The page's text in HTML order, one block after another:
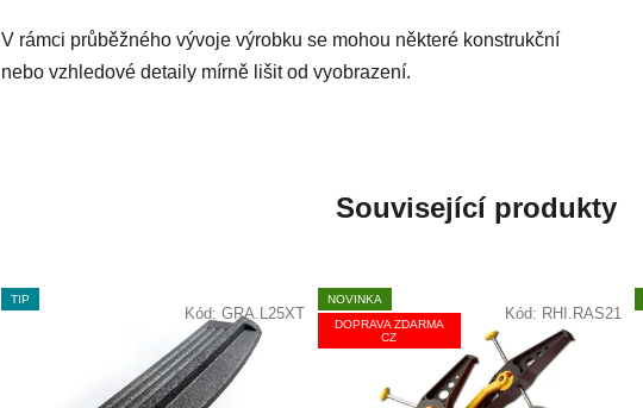
V rámci průběžného vývoje výrobku se mohou některé konstrukční
nebo vzhledové detaily mírně lišit od vyobrazení.
Související produkty
TIP
Kód: GRA.L25XT
NOVINKA
DOPRAVA ZDARMA
CZ
Kód: RHI.RAS21